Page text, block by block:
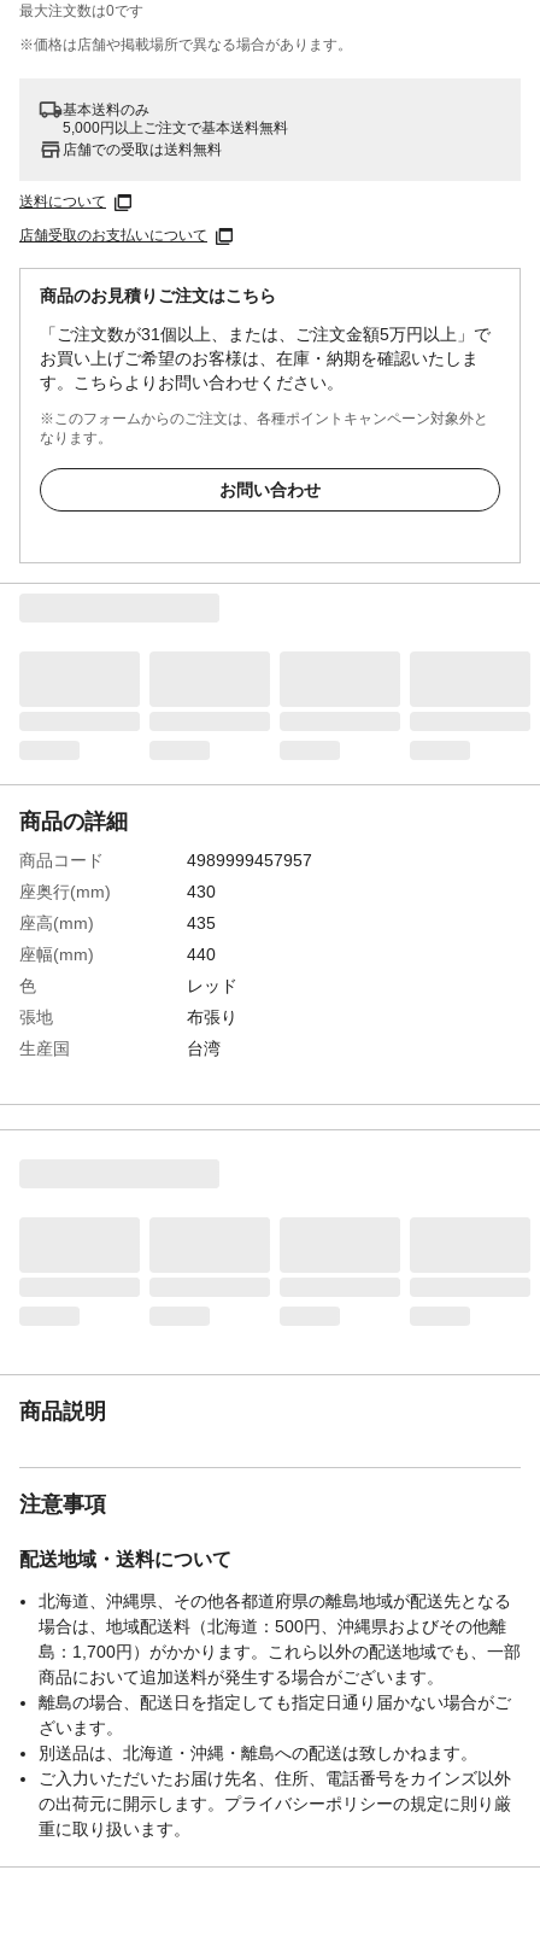
最大注文数は0です
※価格は​店舗や​掲載場所で​異なる​場合が​あります。
基本送料のみ
5,000円以上ご注文で基本送料無料
店舗での受取は送料無料
送料について
店舗受取のお支払いについて
商品のお見積りご注文はこちら
「ご注文数が31個以上、または、ご注文金額5万円以上」で
お買い上げご希望のお客様は、在庫・納期を確認いたしま
す。こちらよりお問い合わせください。
※このフォームからのご注文は、各種ポイントキャンペーン対象外と
なります。
お問い合わせ
商品の詳細
商品コード
4989999457957
座奥行(mm)
430
座高(mm)
435
座幅(mm)
440
色
レッド
張地
布張り
生産国
台湾
材質1
背部:PP樹脂成型品
商品説明
注意事項
配送地域・送料について
北海道、沖縄県、その他各都道府県の離島地域が配送先となる
場合は、地域配送料（北海道：500円、沖縄県およびその他離
島：1,700円）がかかります。これら以外の配送地域でも、一部
商品において追加送料が発生する場合がございます。
離島の場合、配送日を指定しても指定日通り届かない場合がご
ざいます。
別送品は、北海道・沖縄・離島への配送は致しかねます。
ご入力いただいたお届け先名、住所、電話番号をカインズ以外
の出荷元に開示します。プライバシーポリシーの規定に則り厳
重に取り扱います。